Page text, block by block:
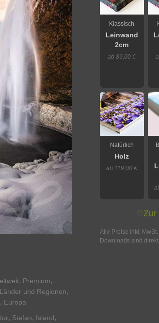
, Premium,
Länder und Regionen,
, Europa
, Stefan, Island,
Klassisch
Leinwand
2cm
ab 89,00 €
Natürlich
Holz
ab 119,00 €
♡Zur
Alle Preise inkl.
Downloads sind